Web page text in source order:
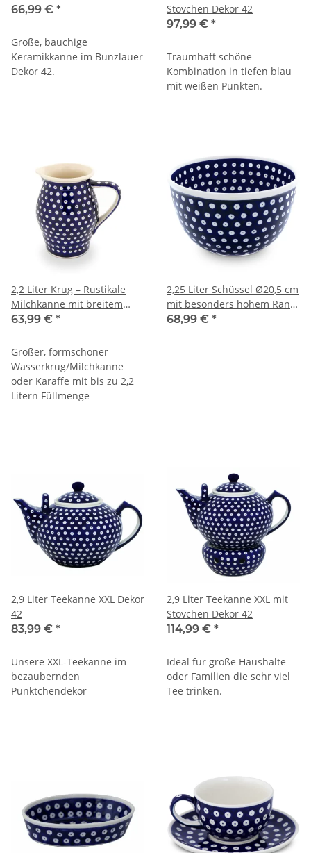
66,99 € *
Große, bauchige
Keramikkanne im Bunzlauer
Dekor 42.
Stövchen Dekor 42
97,99 € *
Traumhaft schöne
Kombination in tiefen blau
mit weißen Punkten.
2,2 Liter Krug – Rustikale
Milchkanne mit breitem
Ausguss, Dekor 42
63,99 € *
Großer, formschöner
Wasserkrug/Milchkanne
oder Karaffe mit bis zu 2,2
Litern Füllmenge
2,25 Liter Schüssel Ø20,5 cm
mit besonders hohem Rand
[Form 2] Dekor 42
68,99 € *
2,9 Liter Teekanne XXL Dekor
42
83,99 € *
Unsere XXL-Teekanne im
bezaubernden
Pünktchendekor
2,9 Liter Teekanne XXL mit
Stövchen Dekor 42
114,99 € *
Ideal für große Haushalte
oder Familien die sehr viel
Tee trinken.